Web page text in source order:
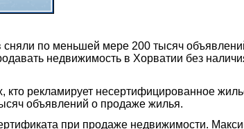
сняли по меньшей мере 200 тысяч
недвижимость в Хорватии без
рекламирует несертифицированное
объявлений о продаже жилья.
при продаже недвижимости.